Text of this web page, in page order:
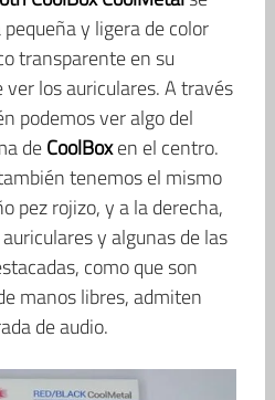
y ligera de color
transparente en su
los auriculares. A través
podemos ver algo del
deCoolBoxen el centro.
tenemos el mismo
pez rojizo, y a la derecha,
y algunas de las
como que son
manos libres, admiten
de audio.